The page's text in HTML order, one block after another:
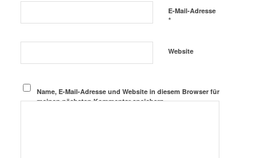
E-Mail-Adresse
*
Website
Name, E-Mail-Adresse und Website in diesem Browser für
meinen nächsten Kommentar speichern.